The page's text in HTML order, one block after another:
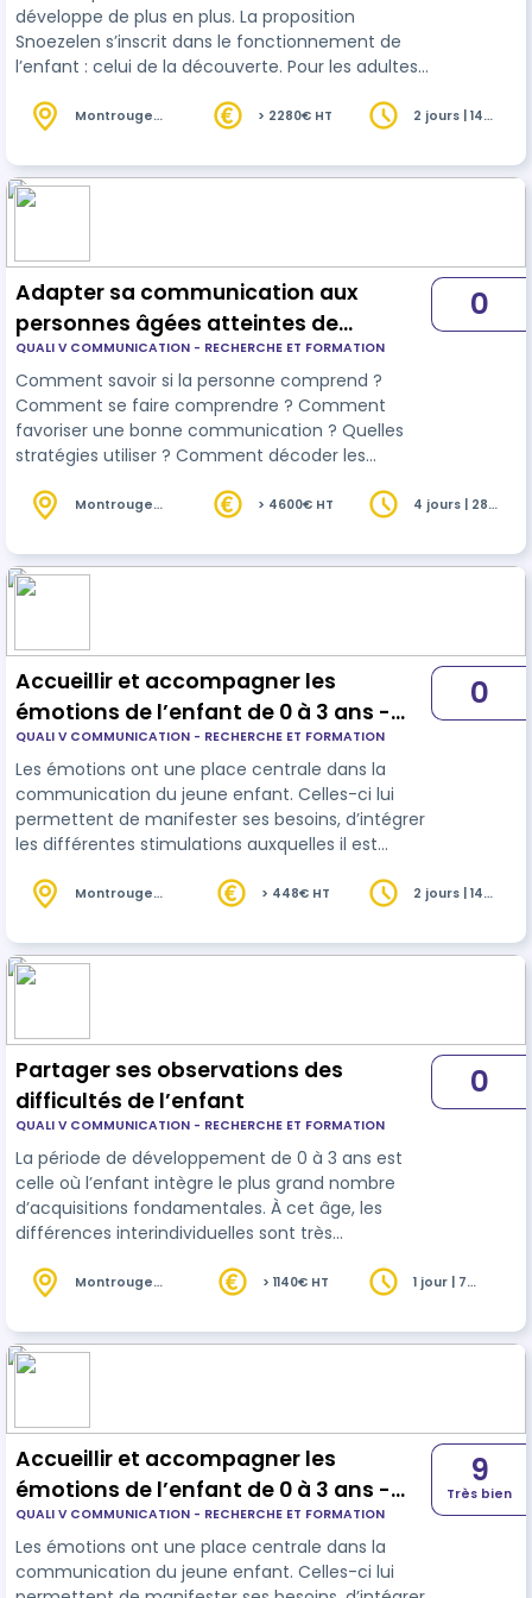
développe de plus en plus. La proposition
Snoezelen s’inscrit dans le fonctionnement de
l’enfant : celui de la découverte. Pour les adultes
notamment celui d’aider au développement de
travail.
Montrouge
> 2280€ HT
2 jours | 14
Adapter sa communication aux
personnes âgées atteintes de
troubles cognitifs
QUALI V COMMUNICATION - RECHERCHE ET FORMATION
Comment savoir si la personne comprend ?
Comment se faire comprendre ? Comment
favoriser une bonne communication ? Quelles
stratégies utiliser ? Comment décoder les
éviter de favoriser des troubles du
C’est à toutes ces questions que cette formation
cherche à répondre.
0
Montrouge
> 4600€ HT
4 jours | 28
Accueillir et accompagner les
émotions de l’enfant de 0 à 3 ans -
version 2 jours
QUALI V COMMUNICATION - RECHERCHE ET FORMATION
Les émotions ont une place centrale dans la
communication du jeune enfant. Celles-ci lui
permettent de manifester ses besoins, d’intégrer
les différentes stimulations auxquelles il est
situations. Pour cela, les émotions de l’enfant ont
accompagnées et mises en mots. Les émotions
du jeune enfant ont parfois un caractère bruyant
0
Montrouge
> 448€ HT
2 jours | 14
Partager ses observations des
difficultés de l’enfant
QUALI V COMMUNICATION - RECHERCHE ET FORMATION
La période de développement de 0 à 3 ans est
celle où l’enfant intègre le plus grand nombre
d’acquisitions fondamentales. À cet âge, les
différences interindividuelles sont très
au même rythme, ni dans tous les domaines en
son suivi et l’ajustement de son
accompagnement. Comment optimiser ses
différence ent…
0
Montrouge
> 1140€ HT
1 jour | 7
Accueillir et accompagner les
émotions de l’enfant de 0 à 3 ans -
version 1 jour
QUALI V COMMUNICATION - RECHERCHE ET FORMATION
Les émotions ont une place centrale dans la
communication du jeune enfant. Celles-ci lui
9
Très bien